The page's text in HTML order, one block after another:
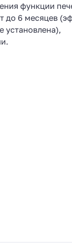
функции
до 6 месяцев
установлена),